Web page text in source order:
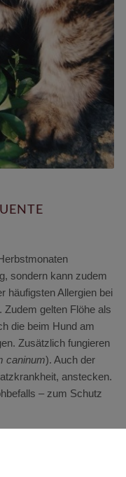
sondern kann zudem
häufigsten Allergien bei
gelten Flöhe als
die beim Hund am
Zusätzlich fungieren
caninum). Auch der
anstecken.
– zum Schutz
führen.
einer allergischen